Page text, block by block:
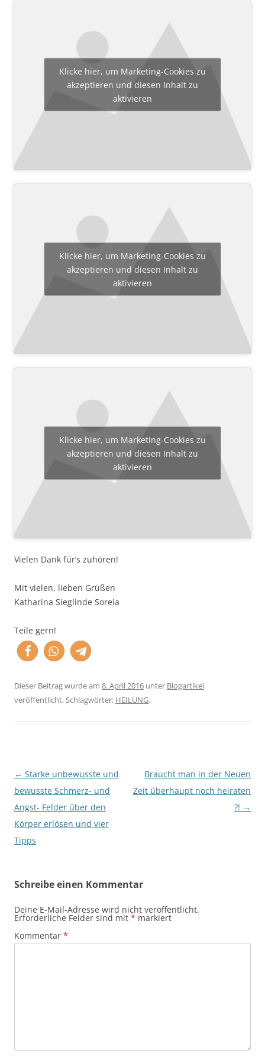
Klicke hier, um Marketing-Cookies zu
akzeptieren und diesen Inhalt zu
aktivieren
Klicke hier, um Marketing-Cookies zu
akzeptieren und diesen Inhalt zu
aktivieren
Klicke hier, um Marketing-Cookies zu
akzeptieren und diesen Inhalt zu
aktivieren
Vielen Dank für’s zuhören!
Mit vielen, lieben Grüßen
Katharina Sieglinde Soreia
Teile gern!
Dieser Beitrag wurde am 8. April 2016 unter Blogartikel
veröffentlicht. Schlagwörter: HEILUNG.
Beitragsnavigation
← Starke unbewusste und
bewusste Schmerz- und
Angst- Felder über den
Körper erlösen und vier
Tipps
Braucht man in der Neuen
Zeit überhaupt noch heiraten
?! →
Schreibe einen Kommentar
Deine E-Mail-Adresse wird nicht veröffentlicht.
Erforderliche Felder sind mit * markiert
Kommentar *